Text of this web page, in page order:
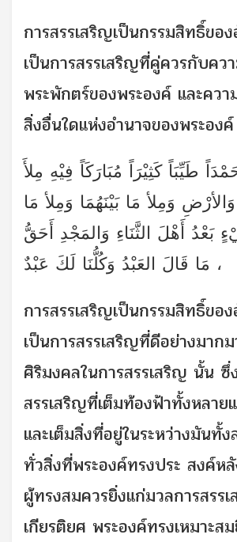
การสรรเสริญเป็นกรรมสิทธิ์ขอ
เป็นการสรรเสริญที่คู่ควรกับคว
พระพักตร์ของพระองค์ และคว
สิ่งอื่นใดแห่งอำนาจของพระองค์
طَيِّبَاً كَثِيْرَاً مُبَارَكَاً فِيْهِ مِلأَ
وَمِلأ مَا بَيْنَهُمَا وَمِلأ مَا
أَهْلَ الثَّنَاءِ وَالمَجْدِ أَحَقُّ
مَا قَالَ العَبْدُ وَكُلُّنَا لَكَ عَبْدٌ ،
การสรรเสริญเป็นกรรมสิทธิ์ขอ
เป็นการสรรเสริญที่ดีอย่างมาก
ศิริมงคลในการสรรเสริญ นั้น ซึ่
สรรเสริญที่เต็มท้องฟ้าทั้งหลาย
และเต็มสิ่งที่อยู่ในระหว่างมันทั้ง
ทั่วสิ่งที่พระองค์ทรงประ สงค์ห
ผู้ทรงสมควรยิ่งแก่มวลการสรร
เกียรติยศ พระองค์ทรงเหมาะส